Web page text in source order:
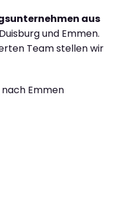
aus
und Emmen.
Team stellen wir
Emmen